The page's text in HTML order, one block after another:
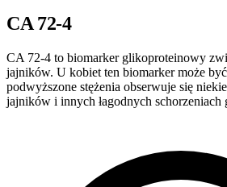
CA 72-4
CA 72-4 to biomarker glikoproteinowy
jajników. U kobiet ten biomarker może
podwyższone stężenia obserwuje się
jajników i innych łagodnych schorzeniach